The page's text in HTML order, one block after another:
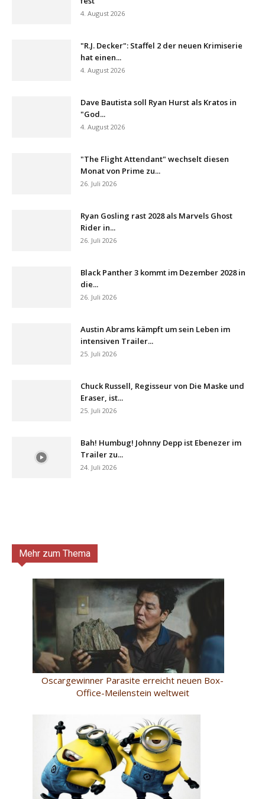
4. August 2026
"R.J. Decker": Staffel 2 der neuen Krimiserie
hat einen...
4. August 2026
Dave Bautista soll Ryan Hurst als Kratos in
"God...
4. August 2026
"The Flight Attendant" wechselt diesen
Monat von Prime zu...
26. Juli 2026
Ryan Gosling rast 2028 als Marvels Ghost
Rider in...
26. Juli 2026
Black Panther 3 kommt im Dezember 2028 in
die...
26. Juli 2026
Austin Abrams kämpft um sein Leben im
intensiven Trailer...
25. Juli 2026
Chuck Russell, Regisseur von Die Maske und
Eraser, ist...
25. Juli 2026
Bah! Humbug! Johnny Depp ist Ebenezer im
Trailer zu...
24. Juli 2026
Mehr zum Thema
Oscargewinner Parasite erreicht neuen Box-
Office-Meilenstein weltweit